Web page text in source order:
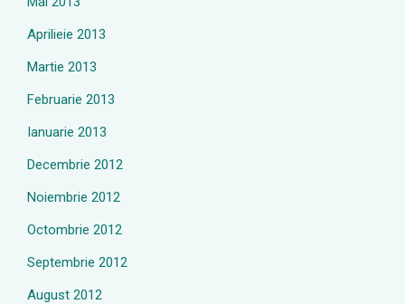
Aprilieie 2013
Martie 2013
Februarie 2013
Ianuarie 2013
Decembrie 2012
Noiembrie 2012
Octombrie 2012
Septembrie 2012
August 2012